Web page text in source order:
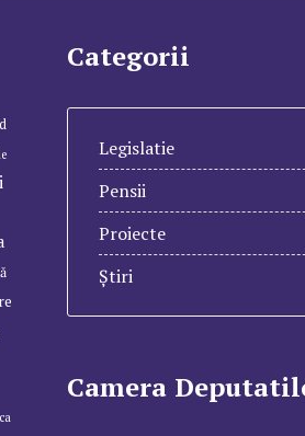
Categorii
Legislatie
Pensii
Proiecte
Știri
Camera